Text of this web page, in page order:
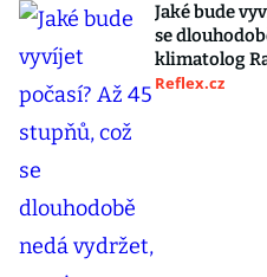
Jaké bude
se
klimatolog
Reflex.cz